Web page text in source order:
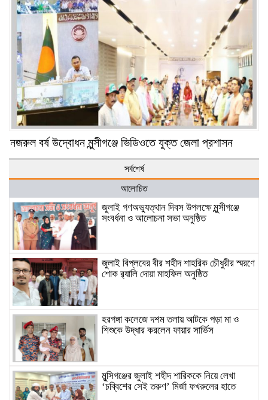
নজরুল বর্ষ উদ্বোধন মুন্সীগঞ্জে ভিডিওতে যুক্ত জেলা প্রশাসন
সর্বশের্ষ
আলোচিত
জুলাই গণঅভ্যুত্থান দিবস উপলক্ষে মুন্সীগঞ্জে
সংবর্ধনা ও আলোচনা সভা অনুষ্ঠিত
জুলাই বিপ্লবের বীর শহীদ শাহরিক চৌধুরীর স্মরণে
শোক র‍্যালি দোয়া মাহফিল অনুষ্ঠিত
হরগঙ্গা কলেজে দশম তলায় আটকে পড়া মা ও
শিশুকে উদ্ধার করলেন ফায়ার সার্ভিস
মুন্সিগঞ্জের জুলাই শহীদ শারিককে নিয়ে লেখা
‘চব্বিশের সেই তরুণ’ মির্জা ফখরুলের হাতে